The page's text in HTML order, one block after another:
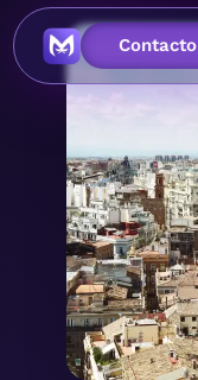
Contacto